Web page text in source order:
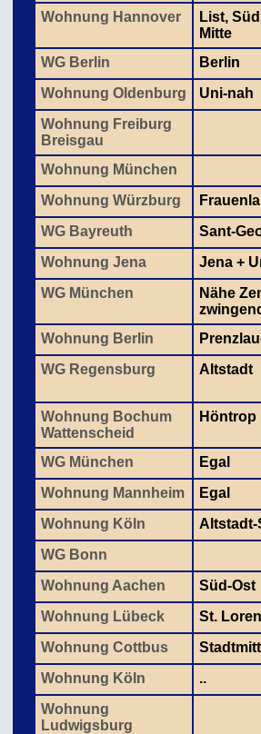
Wohnung Hannover
List,
Mitte
WG Berlin
Berlin
Wohnung Oldenburg
Uni-nah
Wohnung Freiburg
Breisgau
Wohnung München
Wohnung Würzburg
WG Bayreuth
Sant-
Wohnung Jena
Jena +
WG München
Nähe
Wohnung Berlin
WG Regensburg
Altstadt
Wohnung Bochum
Wattenscheid
Höntrop
WG München
Egal
Wohnung Mannheim
Egal
Wohnung Köln
Altstadt-
WG Bonn
Wohnung Aachen
Süd-Ost
Wohnung Lübeck
St.
Wohnung Cottbus
Wohnung Köln
..
Wohnung
Ludwigsburg